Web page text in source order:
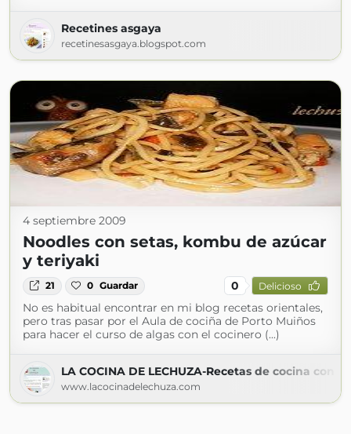
Recetines asgaya
recetinesasgaya.blogspot.com
4 septiembre 2009
Noodles con setas, kombu de azúcar
y teriyaki
21 0 Guardar 0 Delicioso
No es habitual encontrar en mi blog recetas orientales,
pero tras pasar por el Aula de cociña de Porto Muiños
para hacer el curso de algas con el cocinero (...)
LA COCINA DE LECHUZA-Recetas de cocina con
www.lacocinadelechuza.com